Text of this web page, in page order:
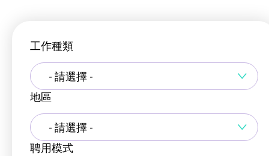
工作種類
- 請選擇 -
地區
- 請選擇 -
聘用模式